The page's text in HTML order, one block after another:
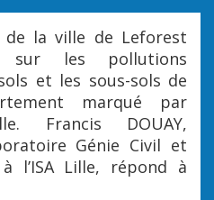
de la ville de Leforest
sur les pollutions
et les sous-sols de
marqué par
Francis DOUAY,
Génie Civil et
l’ISA Lille, répond à